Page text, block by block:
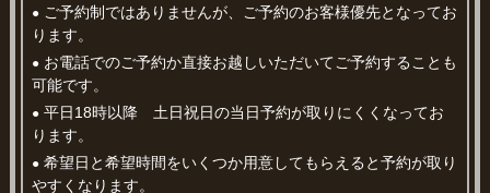
● ご予約制ではありませんが、ご予約のお客様優先となってお
ります。
● お電話でのご予約か直接お越しいただいてご予約することも
可能です。
● 平日18時以降 土日祝日の当日予約が取りにくくなってお
ります。
● 希望日と希望時間をいくつか用意してもらえると予約が取り
やすくなります。